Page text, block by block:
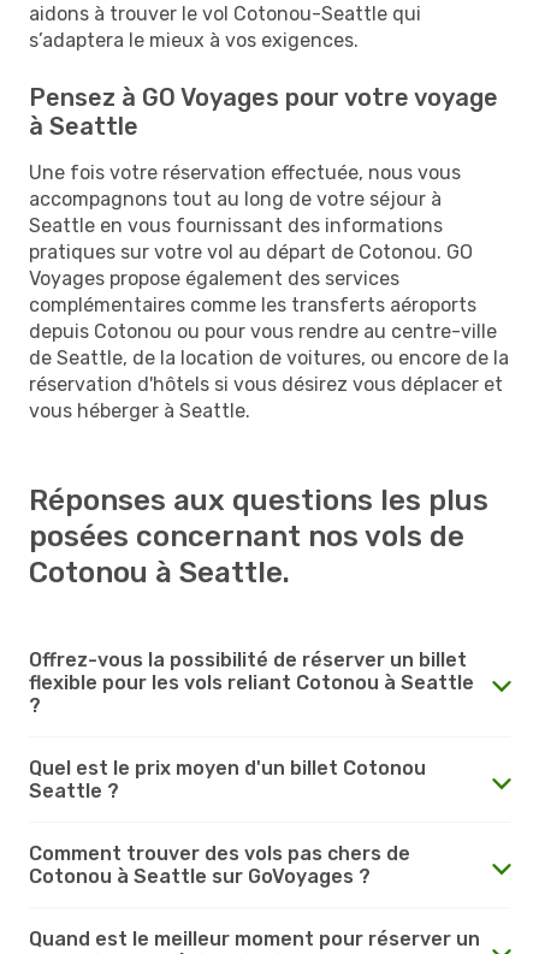
aidons à trouver le vol Cotonou-Seattle qui
s’adaptera le mieux à vos exigences.
Pensez à GO Voyages pour votre voyage
à Seattle
Une fois votre réservation effectuée, nous vous
accompagnons tout au long de votre séjour à
Seattle en vous fournissant des informations
pratiques sur votre vol au départ de Cotonou. GO
Voyages propose également des services
complémentaires comme les transferts aéroports
depuis Cotonou ou pour vous rendre au centre-ville
de Seattle, de la location de voitures, ou encore de la
réservation d'hôtels si vous désirez vous déplacer et
vous héberger à Seattle.
Réponses aux questions les plus
posées concernant nos vols de
Cotonou à Seattle.
Offrez-vous la possibilité de réserver un billet
flexible pour les vols reliant Cotonou à Seattle
?
Quel est le prix moyen d'un billet Cotonou
Seattle ?
Comment trouver des vols pas chers de
Cotonou à Seattle sur GoVoyages ?
Quand est le meilleur moment pour réserver un